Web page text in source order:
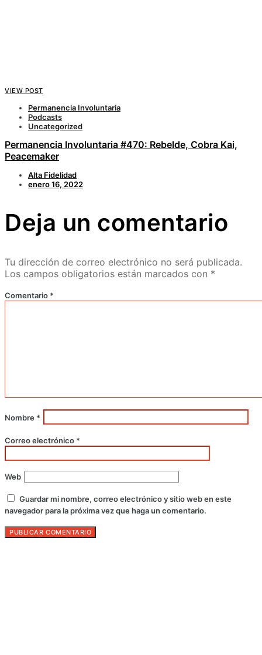
VIEW POST
Permanencia Involuntaria
Podcasts
Uncategorized
Permanencia Involuntaria #470: Rebelde, Cobra Kai,
Peacemaker
Alta Fidelidad
enero 16, 2022
Deja un comentario
Tu dirección de correo electrónico no será publicada.
Los campos obligatorios están marcados con *
Comentario *
Nombre *
Correo electrónico *
Web
Guardar mi nombre, correo electrónico y sitio web en este
navegador para la próxima vez que haga un comentario.